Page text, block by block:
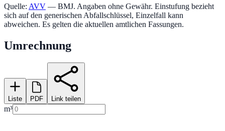
Quelle: AVV — BMJ. Angaben ohne Gewähr. Einstufung bezieht
sich auf den generischen Abfallschlüssel, Einzelfall kann
abweichen. Es gelten die aktuellen amtlichen Fassungen.
Umrechnung
Liste PDF Link teilen
m³